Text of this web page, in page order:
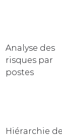
Analyse des
risques par
postes
Hiérarchie